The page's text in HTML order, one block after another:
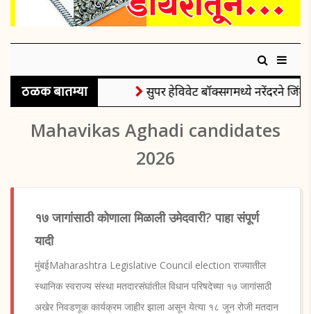
ठळक बातम्या सुपर हेविवेट बॉक्सिंगमध्ये नरेंदरने जिंकले
Mahavikas Aghadi candidates
2026
१७ जागांसाठी कोणाला मिळाली उमेदवारी? पाहा संपूर्ण
यादी
मुंबईMaharashtra Legislative Council election राज्यातील
स्थानिक स्वराज्य संस्था मतदारसंघांतील विधान परिषदेच्या १७ जागांसाठी
अखेर निवडणूक कार्यक्रम जाहीर झाला असून येत्या १८ जून रोजी मतदान